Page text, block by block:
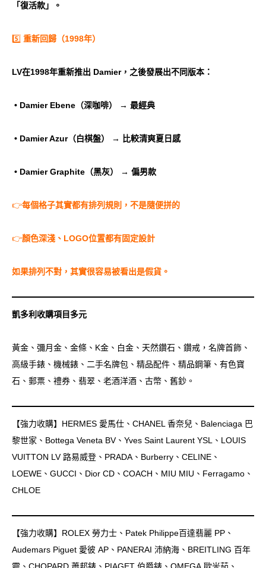
「復活款」。
5️⃣ 重新回歸（1998年）
LV在1998年重新推出 Damier，之後發展出不同版本：
• Damier Ebene（深咖啡） → 最經典
• Damier Azur（白棋盤） → 比較清爽夏日感
• Damier Graphite（黑灰） → 偏男款
👉每個格子其實都有排列規則，不是隨便拼的
👉顏色深淺、LOGO位置都有固定設計
如果排列不對，其實很容易被看出是假貨。
凱多利收購項目多元
黃金、彌月金、金條、K金、白金、天然鑽石、鑽戒，名牌首飾、
高級手錶、機械錶、二手名牌包、精品配件、精品鋼筆、有色寶
石、郵票、禮券、翡翠、老酒洋酒、古幣、舊鈔。
【強力收購】HERMES 愛馬仕、CHANEL 香奈兒、Balenciaga 巴
黎世家、Bottega Veneta BV、Yves Saint Laurent YSL、LOUIS
VUITTON LV 路易威登、PRADA、Burberry、CELINE、
LOEWE、GUCCI、Dior CD、COACH、MIU MIU、Ferragamo、
CHLOE
【強力收購】ROLEX 勞力士、Patek Philippe百達翡麗 PP、
Audemars Piguet 愛彼 AP、PANERAI 沛納海、BREITLING 百年